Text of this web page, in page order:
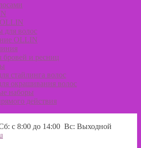
для волос
OLLIN
бровей и ресниц
стайлинга волос
окрашивания волос
наборы
действия
с 8:00 до 14:00 Вс: Выходной